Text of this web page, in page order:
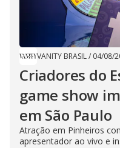
VANITY BRASIL/ 04/08/
Criadores do
game show
em São Paulo
Atração em Pinheiros
apresentador ao vivo e